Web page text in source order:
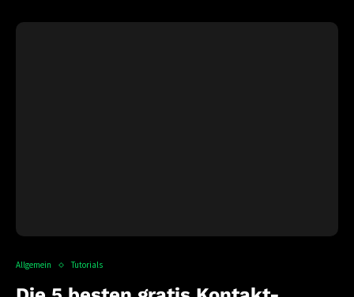
Allgemein Tutorials